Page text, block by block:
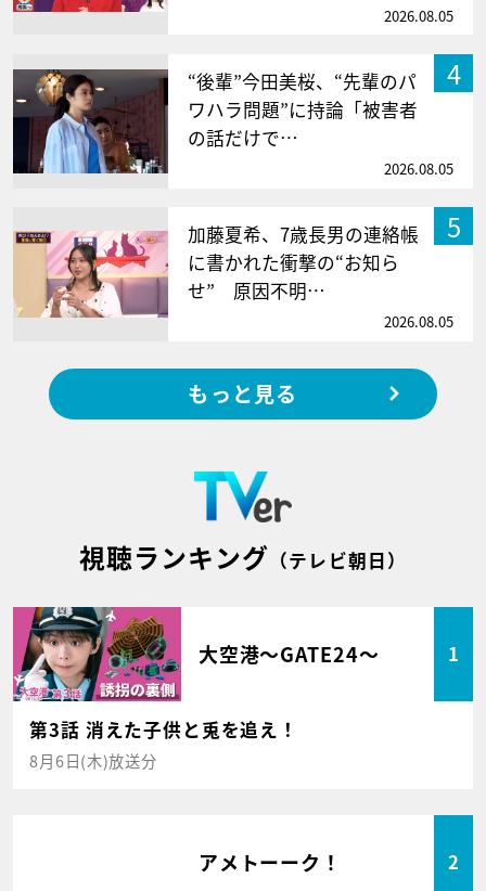
2026.08.05
4
“後輩”今田美桜、“先輩のパ
ワハラ問題”に持論「被害者
の話だけで…
2026.08.05
5
加藤夏希、7歳長男の連絡帳
に書かれた衝撃の“お知ら
せ” 原因不明…
2026.08.05
もっと見る
視聴ランキング （テレビ朝日）
大空港～GATE24～ 1
第3話 消えた子供と兎を追え！
8月6日(木)放送分
アメトーーク！ 2